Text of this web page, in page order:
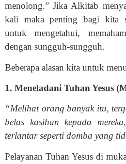
menolong.” Jika Alkitab
kali maka penting bagi kita
untuk mengetahui,
dengan sungguh-sungguh.
Beberapa alasan kita untuk
1. Meneladani Tuhan Yesus
“Melihat orang banyak itu,
belas kasihan kepada
terlantar seperti domba yang
Pelayanan Tuhan Yesus di